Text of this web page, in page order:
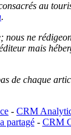
au
.
ne
mais
de chaque
- CRM
partagé- CRM